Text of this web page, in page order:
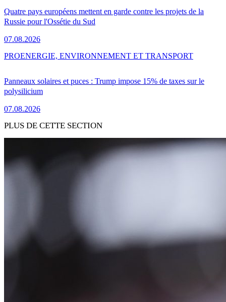
Quatre pays européens mettent en garde contre les projets de la
Russie pour l'Ossétie du Sud
07.08.2026
Panneaux solaires et puces : Trump impose 15% de taxes sur le
polysilicium
07.08.2026
PROENERGIE, ENVIRONNEMENT ET TRANSPORT
PLUS DE CETTE SECTION